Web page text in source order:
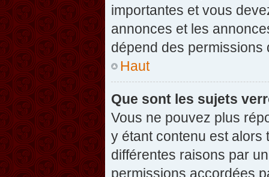
importantes et vous
annonces et les
dépend des permissions
Haut
Que sont les sujets
Vous ne pouvez plus
y étant contenu est alors
différentes raisons par
permissions accordées